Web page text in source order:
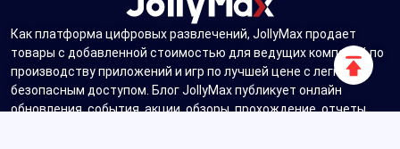
Как платформа цифровых развлечений, JollyMax продает
товары с добавленной стоимостью для ведущих компаний по
производству приложений и игр по лучшей цене с легким и
безопасным доступом. Блог JollyMax публикует онлайн
обновления, события, акции, обзоры, прохождение, отчеты
вверх